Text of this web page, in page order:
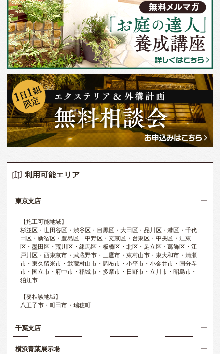
利用可能エリア
東京支店
【施工可能地域】
杉並区・世田谷区・渋谷区・目黒区・大田区・品川区・港区・千代
田区・新宿区・豊島区・中野区・文京区・台東区・中央区・江東
区・墨田区・荒川区・練馬区・板橋区・北区・足立区・葛飾区・江
戸川区・西東京市・武蔵野市・三鷹市・東村山市・東大和市・清瀬
市・東久留米市・武蔵村山市・調布市・小平市・小金井市・国分寺
市・国立市・府中市・稲城市・多摩市・日野市・立川市・昭島市・
狛江市
【要相談地域】
八王子市・町田市・瑞穂町
千葉支店
横浜青葉展示場